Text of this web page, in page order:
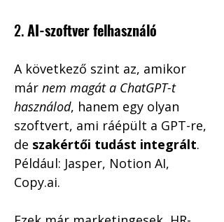
2. AI-szoftver felhasználó
A következő szint az, amikor
már nem magát a ChatGPT-t
használod, hanem egy olyan
szoftvert, ami ráépült a GPT-re,
de szakértői tudást integrált.
Például: Jasper, Notion AI,
Copy.ai.